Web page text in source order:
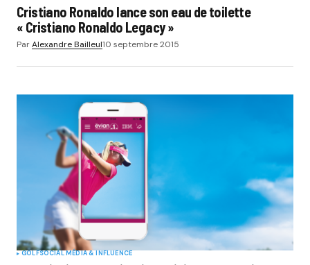
Cristiano Ronaldo lance son eau de toilette
« Cristiano Ronaldo Legacy »
ParAlexandre Bailleul10 septembre 2015
GOLFSOCIAL MÉDIA & INFLUENCE